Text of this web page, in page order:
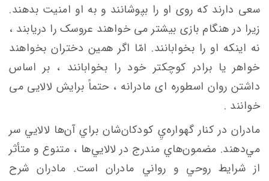
سعی دارند که روی او را بپوشانند و به او امنیت بدهند.
زیرا در هنگام بازی بیشتر می خواهند عروسک را دریابند ،
نه اینکه او را بخوابانند. امّا اگر همین دختران بخواهند
خواهر یا برادر کوچکتر خود را بخوابانند ، بر اساس
داشتن روان اسطوره ای مادرانه ، حتماً برایش لالایی می
خوانند .
مادران در كنار گهواره‌يِ كودكان‌شان براي آن‌ها لالايي سر
مي‌دهند. مضمون‌هاي مندرج در لالايي‌ها ، متنوع و متأثر
از شرايط روحي و رواني مادران است. مادران شرح